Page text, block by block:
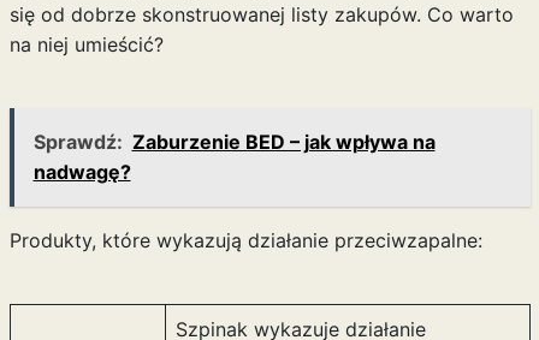
się od dobrze skonstruowanej listy zakupów. Co warto
na niej umieścić?
Sprawdź: Zaburzenie BED – jak wpływa na
nadwagę?
Produkty, które wykazują działanie przeciwzapalne:
Szpinak wykazuje działanie